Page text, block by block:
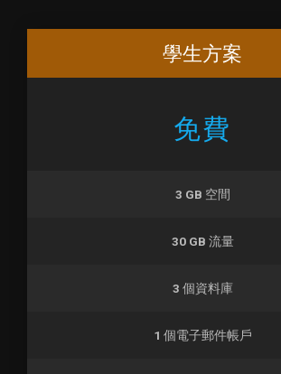
學生方案
免費
3 GB 空間
30 GB 流量
3 個資料庫
1 個電子郵件帳戶